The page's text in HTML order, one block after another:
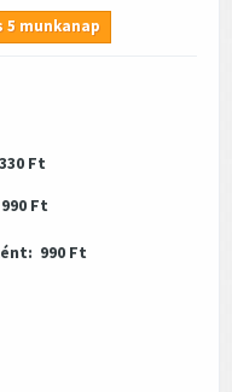
munkanap
Ft
Ft
990 Ft